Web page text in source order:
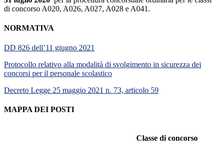
di concorso A020, A026, A027, A028 e A041.
NORMATIVA
DD 826 dell’11 giugno 2021
Protocollo relativo alla modalità di svolgimento in sicurezza dei
concorsi per il personale scolastico
Decreto Legge 25 maggio 2021 n. 73, articolo 59
MAPPA DEI POSTI
Classe di concorso